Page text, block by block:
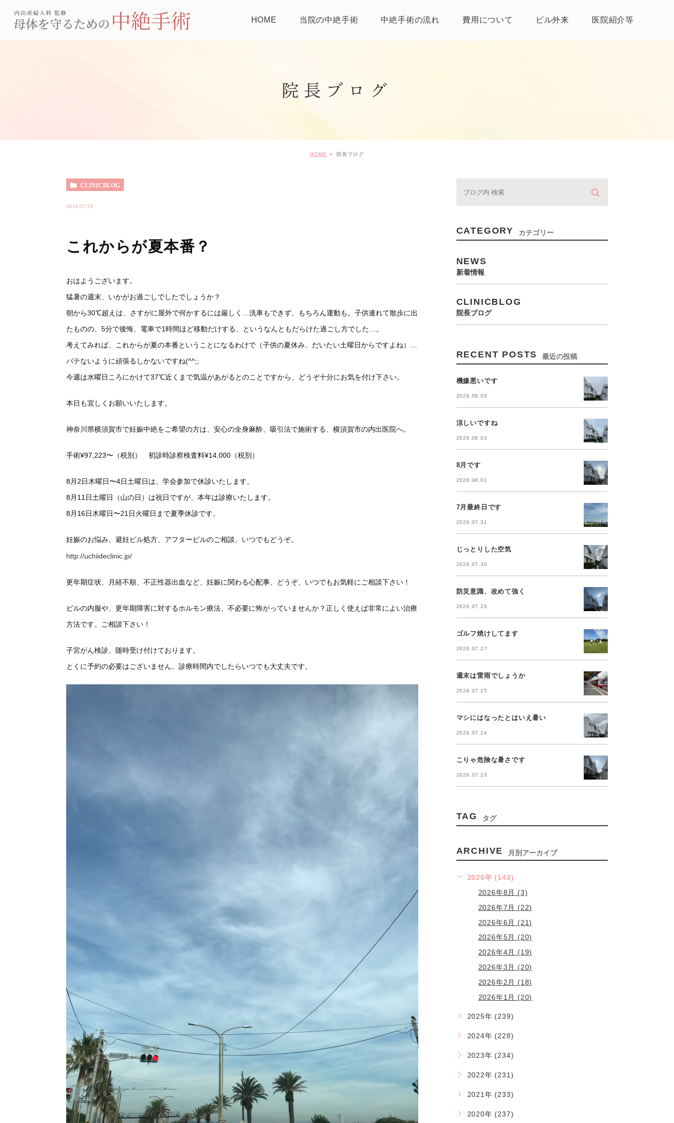
HOME 当院の中絶手術 中絶手術の流れ 費用について ピル外来 医院紹介等
院長ブログ
HOME 院長ブログ
CLINICBLOG
2018.07.23
これからが夏本番？
おはようございます。
猛暑の週末、いかがお過ごしでしたでしょうか？
朝から30℃超えは、さすがに屋外で何かするには厳しく…洗車もできず、もちろん運動も。子供連れて散歩に出
たものの、5分で後悔、電車で1時間ほど移動だけする、というなんともだらけた過ごし方でした…。
考えてみれば、これからが夏の本番ということになるわけで（子供の夏休み、だいたい土曜日からですよね）…
バテないように頑張るしかないですね(^^;;
今週は水曜日ころにかけて37℃近くまで気温があがるとのことですから、どうぞ十分にお気を付け下さい。
本日も宜しくお願いいたします。
神奈川県横須賀市で妊娠中絶をご希望の方は、安心の全身麻酔、吸引法で施術する、横須賀市の内出医院へ。
手術¥97,223〜（税別） 初診時診察検査料¥14,000（税別）
8月2日木曜日〜4日土曜日は、学会参加で休診いたします。
8月11日土曜日（山の日）は祝日ですが、本年は診療いたします。
8月16日木曜日〜21日火曜日まで夏季休診です。
妊娠のお悩み、避妊ピル処方、アフターピルのご相談、いつでもどうぞ。
http://uchiideclinic.jp/
更年期症状、月経不順、不正性器出血など、妊娠に関わる心配事、どうぞ、いつでもお気軽にご相談下さい！
ピルの内服や、更年期障害に対するホルモン療法、不必要に怖がっていませんか？正しく使えば非常によい治療
方法です。ご相談下さい！
子宮がん検診、随時受け付けております。
とくに予約の必要はございません。診療時間内でしたらいつでも大丈夫です。
CATEGORY カテゴリー
NEWS
新着情報
CLINICBLOG
院長ブログ
RECENT POSTS 最近の投稿
機嫌悪いです
2026.08.05
涼しいですね
2026.08.03
8月です
2026.08.01
7月最終日です
2026.07.31
じっとりした空気
2026.07.30
防災意識、改めて強く
2026.07.29
ゴルフ焼けしてます
2026.07.27
週末は雷雨でしょうか
2026.07.25
マシにはなったとはいえ暑い
2026.07.24
こりゃ危険な暑さです
2026.07.23
TAG タグ
ARCHIVE 月別アーカイブ
2026年 (143)
2026年8月 (3)
2026年7月 (22)
2026年6月 (21)
2026年5月 (20)
2026年4月 (19)
2026年3月 (20)
2026年2月 (18)
2026年1月 (20)
2025年 (239)
2024年 (228)
2023年 (234)
2022年 (231)
2021年 (233)
2020年 (237)